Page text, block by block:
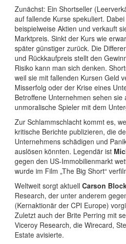
Zunächst: Ein Shortseller
auf fallende Kurse spekuliert.
beispielweise Aktien und verkauft
Marktpreis. Sinkt der Kurs wie
später günstiger zurück. Die
und Rückkaufpreis stellt den
Risiko kann man sich denken.
weil sie mit fallenden Kursen Geld
Misserfolg oder der Krise eines
Betroffene Unternehmen sehen sie
unmoralische Spieler mit dem
Zur Schlammschlacht kommt es,
kritische Berichte publizieren, die
Unternehmens schädigen und
auslösen könnten. Legendär ist
gegen den US-Immobilienmarkt
wurde im Film „The Big Short“
Weltweit sorgt aktuell Carson
Research, der unter anderem
(Kernaktionär der CPI Europe)
Zuletzt auch der Brite Perring mit
Viceroy Research, die Wirecard,
Estate avisierte.